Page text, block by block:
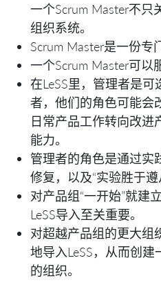
一个Scrum Master不只
组织系统。
Scrum Master是一份专
一个Scrum Master可以
在LeSS里，管理者是
者，他们的角色可能会
日常产品工作转向改进
能力。
管理者的角色是通过实
修复，以及“实验胜于遵
对产品组“一开始”就建
LeSS导入至关重要。
对超越产品组的更大组
地导入LeSS，从而创
的组织。